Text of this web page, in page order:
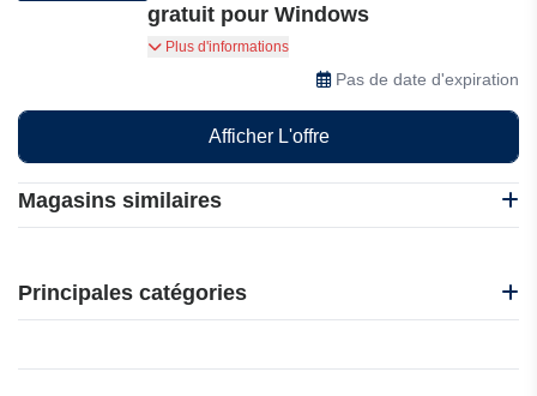
Magasins similaires
F-Secure
Abelssoft
Edrawsoft
Principales catégories
gratuit pour Windows
MiniTool® ShadowMaker Free 4.7 Meilleur
logiciel de sauvegarde gratuit pour Windows
11/10/8.1/8/7, toutes éditions confondues.
Protégez votre PC en permanence avec le plus
haut niveau de sécurité des données!
Plus d'informations
Pas de date d'expiration
Afficher L'offre